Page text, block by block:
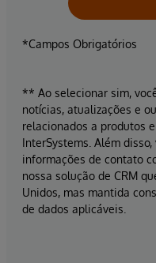
*Campos Obrigatórios
** Ao selecionar sim,
notícias, atualizações e
relacionados a produtos
InterSystems. Além
informações de contato
nossa solução de CRM
Unidos, mas mantida
de dados aplicáveis.